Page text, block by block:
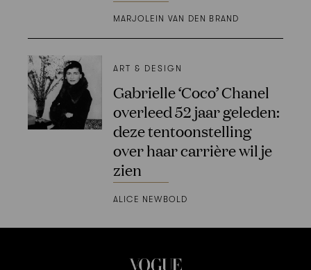
MARJOLEIN VAN DEN BRAND
ART & DESIGN
Gabrielle ‘Coco’ Chanel
overleed 52 jaar geleden:
deze tentoonstelling
over haar carrière wil je
zien
ALICE NEWBOLD